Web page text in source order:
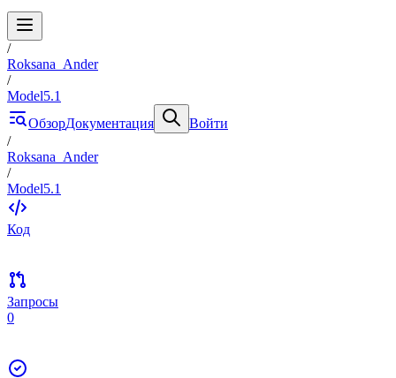
/
Roksana_Ander
/
Model5.1
ОбзорДокументация
Войти
/
Roksana_Ander
/
Model5.1
Код
Запросы
0